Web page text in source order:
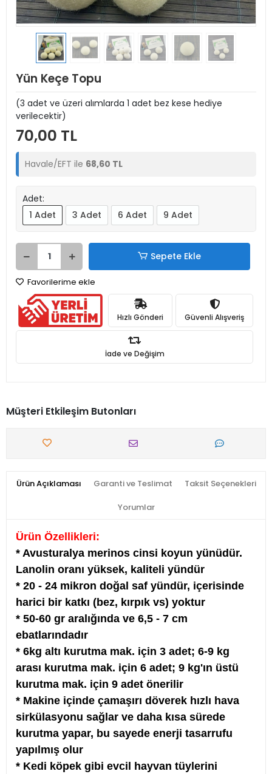
Yün Keçe Topu
(3 adet ve üzeri alımlarda 1 adet bez kese hediye
verilecektir)
70,00 TL
Havale/EFT ile 68,60 TL
Adet:
1 Adet
3 Adet 6 Adet 9 Adet
Sepete Ekle
Favorilerime ekle
Hızlı Gönderi Güvenli Alışveriş
İade ve Değişim
Müşteri Etkileşim Butonları
Ürün Açıklaması Garanti ve Teslimat Taksit Seçenekleri
Yorumlar
Ürün Özellikleri:
* Avusturalya merinos cinsi koyun yünüdür.
Lanolin oranı yüksek, kaliteli yündür
* 20 - 24 mikron doğal saf yündür, içerisinde
harici bir katkı (bez, kırpık vs) yoktur
* 50-60 gr aralığında ve 6,5 - 7 cm
ebatlarındadır
* 6kg altı kurutma mak. için 3 adet; 6-9 kg
arası kurutma mak. için 6 adet; 9 kg'ın üstü
kurutma mak. için 9 adet önerilir
* Makine içinde çamaşırı döverek hızlı hava
sirkülasyonu sağlar ve daha kısa sürede
kurutma yapar, bu sayede enerji tasarrufu
yapılmış olur
* Kedi köpek gibi evcil hayvan tüylerini